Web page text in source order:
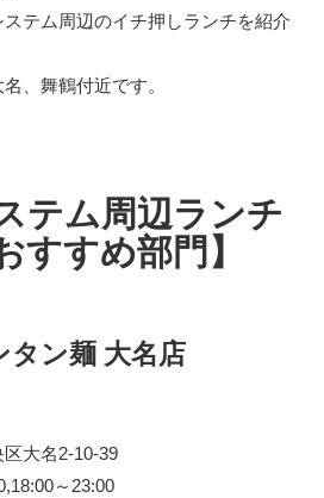
テム周辺のイチ押しランチを紹介
、舞鶴付近です。
テム周辺ランチ
すすめ部門】
ン麺 大名店
大名2-10-39
～23:00